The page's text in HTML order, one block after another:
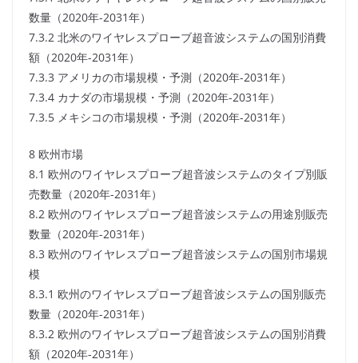
数量（2020年-2031年）
7.3.2 北米のワイヤレスプローブ超音波システムの国別消費
額（2020年-2031年）
7.3.3 アメリカの市場規模・予測（2020年-2031年）
7.3.4 カナダの市場規模・予測（2020年-2031年）
7.3.5 メキシコの市場規模・予測（2020年-2031年）
8 欧州市場
8.1 欧州のワイヤレスプローブ超音波システムのタイプ別販
売数量（2020年-2031年）
8.2 欧州のワイヤレスプローブ超音波システムの用途別販売
数量（2020年-2031年）
8.3 欧州のワイヤレスプローブ超音波システムの国別市場規
模
8.3.1 欧州のワイヤレスプローブ超音波システムの国別販売
数量（2020年-2031年）
8.3.2 欧州のワイヤレスプローブ超音波システムの国別消費
額（2020年-2031年）